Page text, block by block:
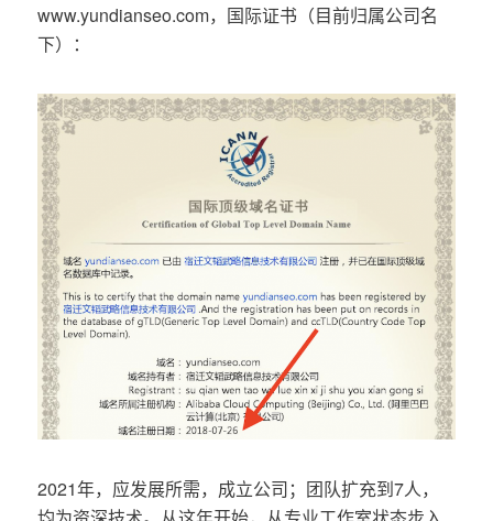
www.yundianseo.com，国际证书（目前归属公司名
下）：
2021年，应发展所需，成立公司；团队扩充到7人，